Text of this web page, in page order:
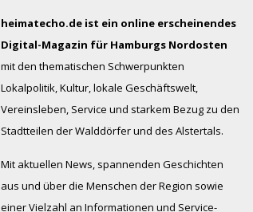
heimatecho.de ist ein online erscheinendes
Digital-Magazin für Hamburgs Nordosten
mit den thematischen Schwerpunkten
Lokalpolitik, Kultur, lokale Geschäftswelt,
Vereinsleben, Service und starkem Bezug zu den
Stadtteilen der Walddörfer und des Alstertals.
Mit aktuellen News, spannenden Geschichten
aus und über die Menschen der Region sowie
einer Vielzahl an Informationen und Service-